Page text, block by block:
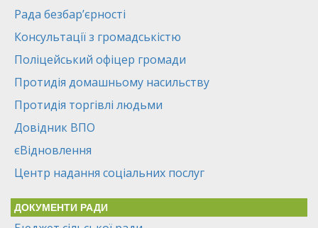
Рада безбар’єрності
Консультації з громадськістю
Поліцейський офіцер громади
Протидія домашньому насильству
Протидія торгівлі людьми
Довідник ВПО
єВідновлення
Центр надання соціальних послуг
ДОКУМЕНТИ РАДИ